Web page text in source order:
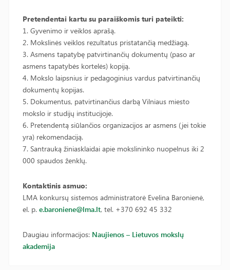
Pretendentai kartu su paraiškomis turi pateikti:
1. Gyvenimo ir veiklos aprašą.
2. Mokslinės veiklos rezultatus pristatančią medžiagą.
3. Asmens tapatybę patvirtinančių dokumentų (paso ar
asmens tapatybės kortelės) kopiją.
4. Mokslo laipsnius ir pedagoginius vardus patvirtinančių
dokumentų kopijas.
5. Dokumentus, patvirtinančius darbą Vilniaus miesto
mokslo ir studijų institucijoje.
6. Pretendentą siūlančios organizacijos ar asmens (jei tokie
yra) rekomendaciją.
7. Santrauką žiniasklaidai apie mokslininko nuopelnus iki 2
000 spaudos ženklų.
Kontaktinis asmuo:
LMA konkursų sistemos administratorė Evelina Baronienė,
el. p. e.baroniene@lma.lt, tel. +370 692 45 332
Daugiau informacijos: Naujienos – Lietuvos mokslų
akademija